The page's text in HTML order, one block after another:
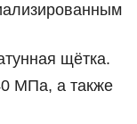
щётка.
МПа, а также